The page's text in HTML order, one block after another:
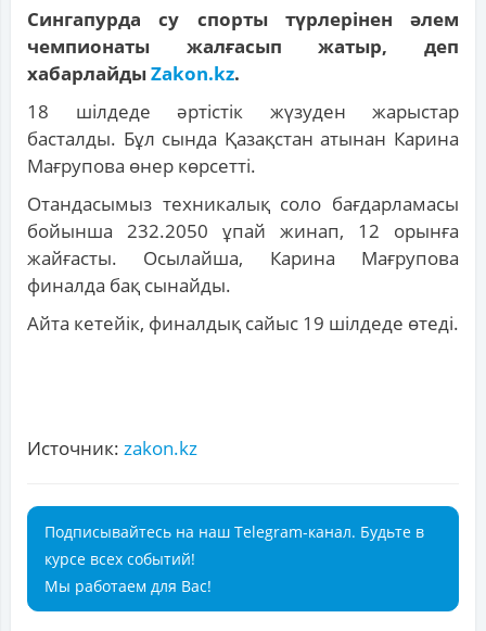
Сингапурда су спорты түрлерінен әлем
чемпионаты жалғасып жатыр, деп
хабарлайдыZakon.kz.
18 шілдеде әртістік жүзуден жарыстар
басталды. Бұл сында Қазақстан атынан Карина
Мағрупова өнер көрсетті.
Отандасымыз техникалық соло бағдарламасы
бойынша 232.2050 ұпай жинап, 12 орынға
жайғасты. Осылайша, Карина Мағрупова
финалда бақ сынайды.
Айта кетейік, финалдық сайыс 19 шілдеде өтеді.
Источник: zakon.kz
Подписывайтесь на наш Telegram-канал. Будьте в
курсе всех событий!
Мы работаем для Вас!